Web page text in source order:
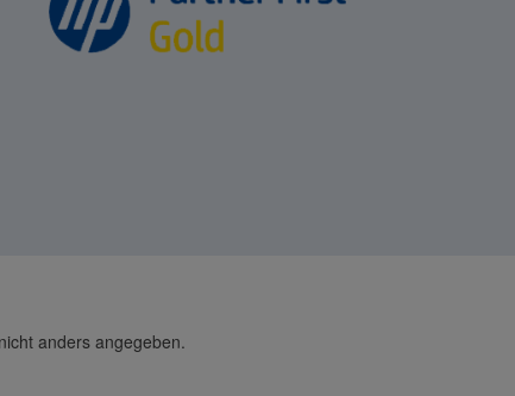
anders angegeben.